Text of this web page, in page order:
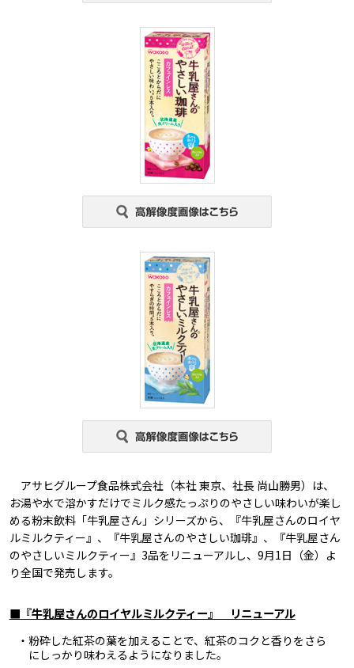
アサヒグループ食品株式会社（本社 東京、社長 尚山勝男）は、
お湯や水で溶かすだけでミルク感たっぷりのやさしい味わいが楽し
める粉末飲料「牛乳屋さん」シリーズから、『牛乳屋さんのロイヤ
ルミルクティー』、『牛乳屋さんのやさしい珈琲』、『牛乳屋さん
のやさしいミルクティー』3品をリニューアルし、9月1日（金）よ
り全国で発売します。
■『牛乳屋さんのロイヤルミルクティー』 リニューアル
・粉砕した紅茶の葉を加えることで、紅茶のコクと香りをさら
にしっかり味わえるようになりました。